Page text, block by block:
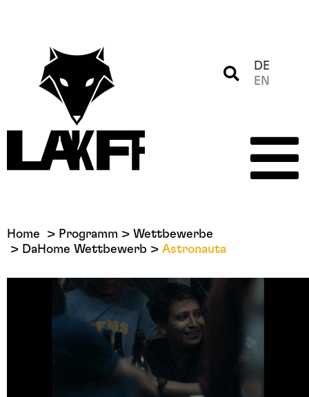
DE
EN
Home Programm
Wettbewerbe
DaHome Wettbewerb
Astronauta